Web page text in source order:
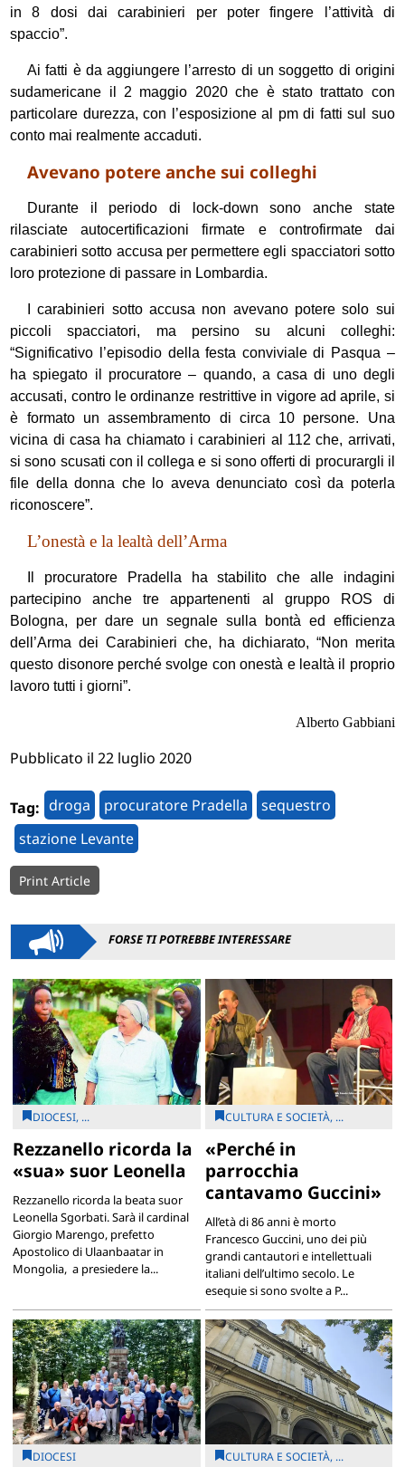
in 8 dosi dai carabinieri per poter fingere l’attività di
spaccio”.
Ai fatti è da aggiungere l’arresto di un soggetto di origini
sudamericane il 2 maggio 2020 che è stato trattato con
particolare durezza, con l’esposizione al pm di fatti sul suo
conto mai realmente accaduti.
Avevano potere anche sui colleghi
Durante il periodo di lock-down sono anche state
rilasciate autocertificazioni firmate e controfirmate dai
carabinieri sotto accusa per permettere egli spacciatori sotto
loro protezione di passare in Lombardia.
I carabinieri sotto accusa non avevano potere solo sui
piccoli spacciatori, ma persino su alcuni colleghi:
“Significativo l’episodio della festa conviviale di Pasqua –
ha spiegato il procuratore – quando, a casa di uno degli
accusati, contro le ordinanze restrittive in vigore ad aprile, si
è formato un assembramento di circa 10 persone. Una
vicina di casa ha chiamato i carabinieri al 112 che, arrivati,
si sono scusati con il collega e si sono offerti di procurargli il
file della donna che lo aveva denunciato così da poterla
riconoscere”.
L’onestà e la lealtà dell’Arma
Il procuratore Pradella ha stabilito che alle indagini
partecipino anche tre appartenenti al gruppo ROS di
Bologna, per dare un segnale sulla bontà ed efficienza
dell’Arma dei Carabinieri che, ha dichiarato, “Non merita
questo disonore perché svolge con onestà e lealtà il proprio
lavoro tutti i giorni”.
Alberto Gabbiani
Pubblicato il 22 luglio 2020
Tag: droga procuratore Pradella
sequestro
stazione Levante
Print Article
FORSE TI POTREBBE INTERESSARE
DIOCESI, ...
Rezzanello ricorda la
«sua» suor Leonella
Rezzanello ricorda la beata suor
Leonella Sgorbati. Sarà il cardinal
Giorgio Marengo, prefetto
Apostolico di Ulaanbaatar in
Mongolia, a presiedere la...
CULTURA E SOCIETÀ, ...
«Perché in
parrocchia
cantavamo Guccini»
All’età di 86 anni è morto
Francesco Guccini, uno dei più
grandi cantautori e intellettuali
italiani dell’ultimo secolo. Le
esequie si sono svolte a P...
DIOCESI CULTURA E SOCIETÀ, ...